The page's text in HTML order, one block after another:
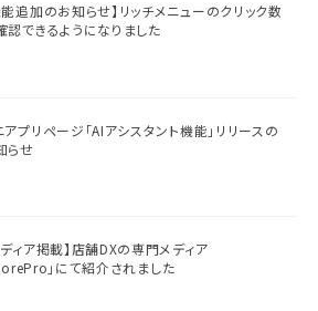
能追加のお知らせ】リッチメニューのクリック数
認できるようになりました
アプリページ「AIアシスタント機能」リリースの
らせ
ディア掲載】店舗DXの専門メディア
」にて紹介されました